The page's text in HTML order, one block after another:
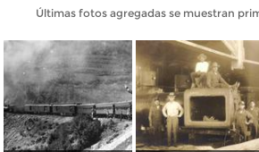
Últimas fotos agregadas se muestran